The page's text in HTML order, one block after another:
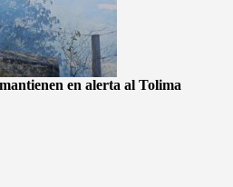
en alerta al Tolima